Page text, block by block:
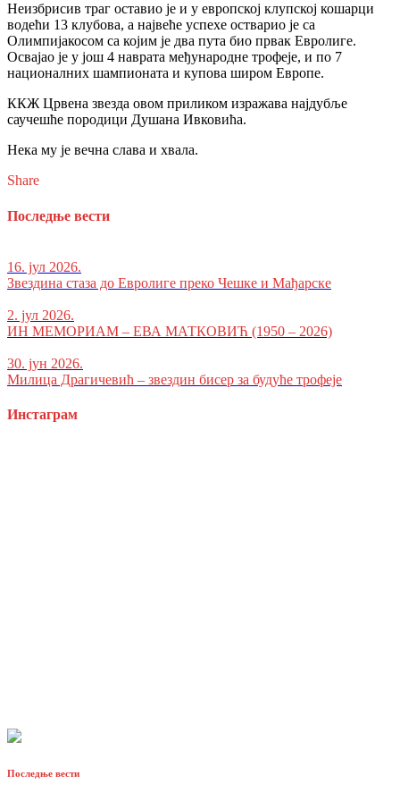
Неизбрисив траг оставио је и у европској клупској кошарци
водећи 13 клубова, а највеће успехе остварио је са
Олимпијакосом са којим је два пута био првак Евролиге.
Освајао је у још 4 наврата међународне трофеје, и по 7
националних шампионата и купова широм Европе.
ККЖ Црвена звезда овом приликом изражава најдубље
саучешће породици Душана Ивковића.
Нека му је вечна слава и хвала.
Share
Последње вести
16. јул 2026.
Звездина стаза до Евролиге преко Чешке и Мађарске
2. јул 2026.
ИН МЕМОРИАМ – ЕВА МАТКОВИЋ (1950 – 2026)
30. јун 2026.
Милица Драгичевић – звездин бисер за будуће трофеје
Инстаграм
Последње вести